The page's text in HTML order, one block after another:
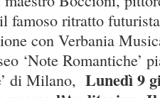
famoso ritratto
con Verbania
‘Note Romantiche’
di Milano, Lunedì 9